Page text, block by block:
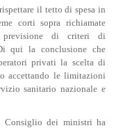
il tetto di spesa in
corti sopra richiamate
previsione di criteri di
qui la conclusione che
privati la scelta di
accettando le limitazioni
sanitario nazionale e
Consiglio dei ministri ha